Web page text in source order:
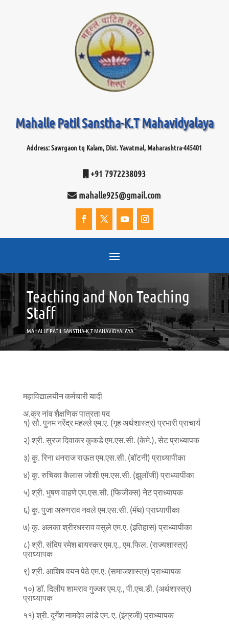
Mahalle Patil Sanstha-K.T Mahavidyalaya
Address: Sawrgaon tq Kalam, Dist. Yavatmal, Maharashtra-445401
+91 7972238093
mahalle925@gmail.com
Teaching and Non Teaching
Staff
MAHALLE PATIL SANSTHA-K.T MAHAVIDYALAYA
महाविद्यालयीन कर्मचारी यादी
अ.क्र नांव शैक्षणिक पात्रता पद
१) सौ. पुनम नरेंद्र महल्ले एम.ए. (गृह अर्थशास्त्र) प्रभारी प्राचार्य
२) श्री. सुरज दिवाकर कुकडे एम.एस.सी. (केमे.), सेट प्राध्यापक
३) कु. रिना धनराज राऊत एम.एस.सी. (बॉटनी) प्राध्यापीका
४) कु. रुचिका कैलास जोशी एम.एस.सी. (झुलॉजी) प्राध्यापीका
५) श्री. भुषण वाहणे एम.एस.सी. (फिजीक्स) नेट प्राध्यापक
६) कु. पुजा अरुणराव नवले एम.एस.सी. (मॅथ) प्राध्यापीका
७) कु. अलका श्रीरधरराव वसुले एम.ए. (इतिहास) प्राध्यापीका
८) श्री. संदिप रमेश बायस्कर एम.ए., एम.फिल. (राज्यशास्त्र)
प्राध्यापक
९) श्री. आशिष वयन पेठे एम.ए. (समाजशास्त्र) प्राध्यापक
१०) डॉ. दिलीप शामराव गुज्जर एम.ए., पी.एच.डी. (अर्थशास्त्र)
प्राध्यापक
११) श्री. दुर्गेश नामदेव लांडे एम. ए. (इंग्रजी) प्राध्यापक